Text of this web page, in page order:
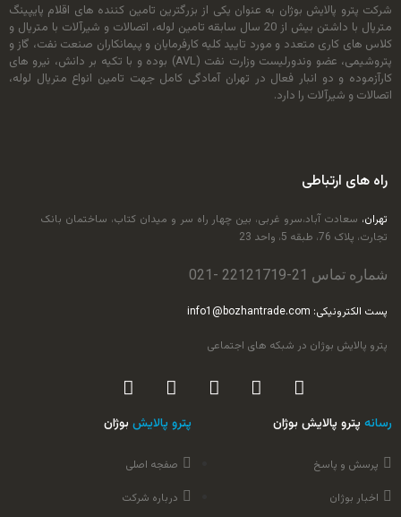
شرکت پترو پالایش بوژان به عنوان یکی از بزرگترین تامین کننده های اقلام پایپینگ
متریال با داشتن بیش از 20 سال سابقه تامین لوله، اتصالات و شیرآلات با متریال و
کلاس های کاری متعدد و مورد تایید کلیه کارفرمایان و پیمانکاران صنعت نفت، گاز و
پتروشیمی، عضو وندورلیست وزارت نفت (AVL) بوده و با تکیه بر دانش، نیرو های
کارآزموده و دو انبار فعال در تهران آمادگی کامل جهت تامین انواع متریال لوله،
اتصالات و شیرآلات را دارد.
راه های ارتباطی
تهران، سعادت آباد،سرو غربی، بین چهار راه سر و میدان کتاب، ساختمان بانک
تجارت، پلاک 76، طبقه 5، واحد 23
شماره تماس 21- 22121719
-021
پست الکترونیکی: info1@bozhantrade.com
پترو پالایش بوژان در شبکه های اجتماعی
رسانه پترو پالایش بوژان
پرسش و پاسخ
اخبار بوژان
پترو پالایش بوژان
صفجه اصلی
درباره شرکت